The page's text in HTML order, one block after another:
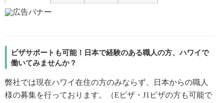
ビザサポートも可能！日本で経験のある職人の方、ハワイで
働いてみませんか？
弊社では現在ハワイ在住の方のみならず、日本からの職人
様の募集を行っております。（Eビザ・J1ビザの方も可能で